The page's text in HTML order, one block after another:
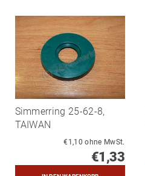
Simmerring 25-62-8,
TAIWAN
€1,10 ohne MwSt.
€1,33